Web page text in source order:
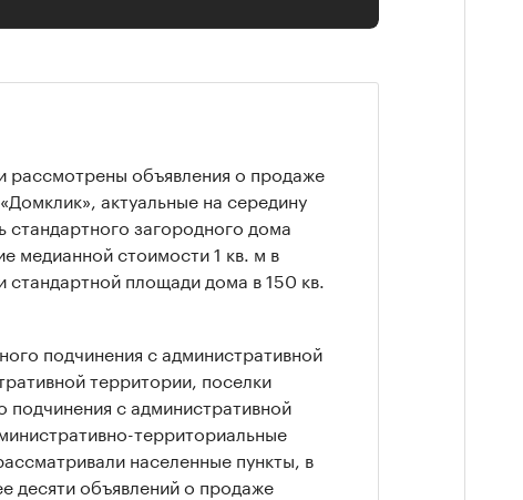
рассмотрены объявления о продаже
актуальные на середину
загородного дома
медианной стоимости 1 кв. м в
площади дома в 150 кв.
подчинения с административной
территории, поселки
подчинения с административной
территориальные
населенные пункты, в
десяти объявлений о продаже